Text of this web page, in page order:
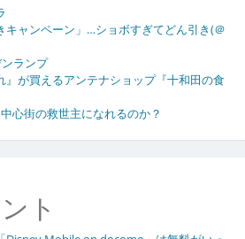
キャンペーン」…ショボすぎてどん引き(＠
ランプ
』が買えるアンテナショップ『十和田の食
心街の救世主になれるのか？
ト